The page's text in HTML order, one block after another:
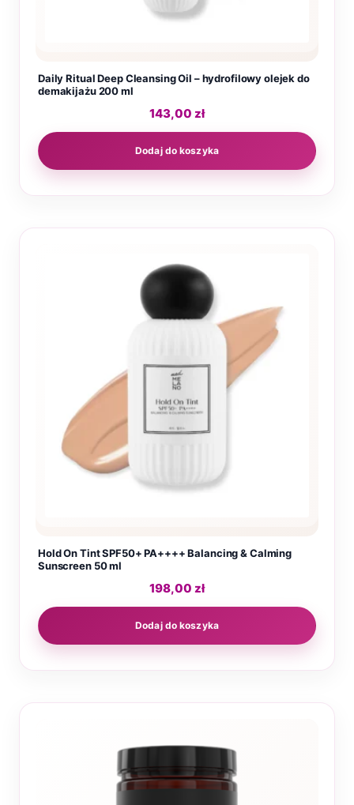
Daily Ritual Deep Cleansing Oil – hydrofilowy olejek do
demakijażu 200 ml
143,00 zł
Dodaj do koszyka
Hold On Tint SPF50+ PA++++ Balancing & Calming
Sunscreen 50 ml
198,00 zł
Dodaj do koszyka